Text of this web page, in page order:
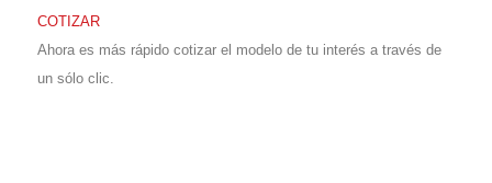
COTIZAR
Ahora es más rápido cotizar el modelo de tu interés a través de
un sólo clic.